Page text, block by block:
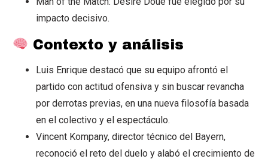
impacto decisivo.
Contexto y análisis
Luis Enrique destacó que su equipo afrontó el
partido con actitud ofensiva y sin buscar revancha
por derrotas previas, en una nueva filosofía basada
en el colectivo y el espectáculo.
Vincent Kompany, director técnico del Bayern,
reconoció el reto del duelo y alabó el crecimiento de